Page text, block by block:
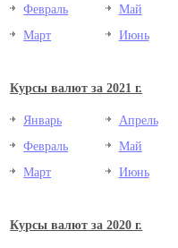
Февраль
Март
Май
Июнь
Курсы валют за 2021 г.
Январь
Февраль
Март
Апрель
Май
Июнь
Курсы валют за 2020 г.